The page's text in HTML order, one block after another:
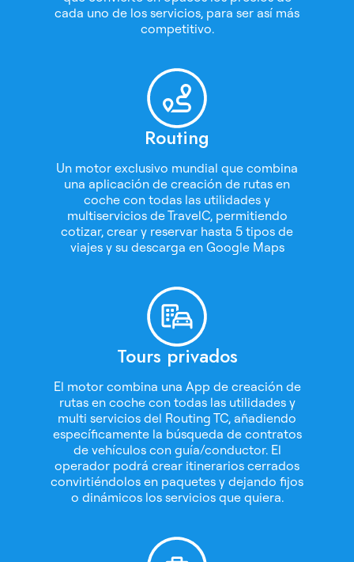
cada uno de los servicios, para ser así más
competitivo.
Routing
Un motor exclusivo mundial que combina
una aplicación de creación de rutas en
coche con todas las utilidades y
multiservicios de TravelC, permitiendo
cotizar, crear y reservar hasta 5 tipos de
viajes y su descarga en Google Maps
Tours privados
El motor combina una App de creación de
rutas en coche con todas las utilidades y
multi servicios del Routing TC, añadiendo
específicamente la búsqueda de contratos
de vehículos con guía/conductor. El
operador podrá crear itinerarios cerrados
convirtiéndolos en paquetes y dejando fijos
o dinámicos los servicios que quiera.